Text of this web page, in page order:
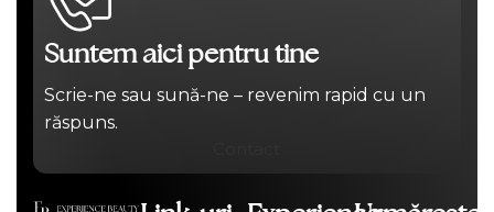
Suntem aici pentru tine
Scrie-ne sau sună-ne – revenim rapid cu un
răspuns.